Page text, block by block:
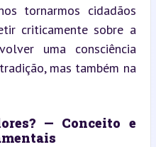
tornarmos cidadãos
criticamente sobre a
uma consciência
mas também na
— Conceito e